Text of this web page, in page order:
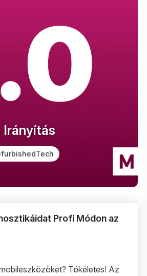
Irányítás
Profi Módon az M360-nal!
Profi Módon az
Tökéletes! Az